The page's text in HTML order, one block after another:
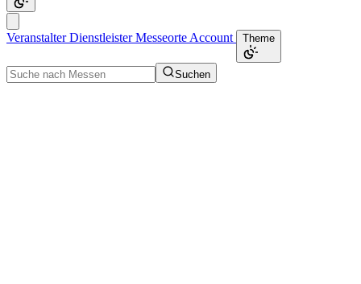
VeranstalterDienstleisterMesseorte Account Theme
Suchen